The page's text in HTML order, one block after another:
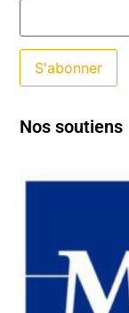
Nos soutiens